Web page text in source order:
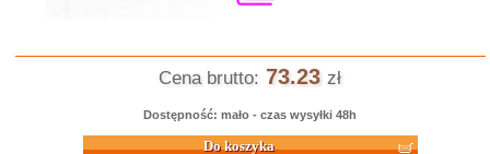
Cena brutto: 73.23 zł
Dostępność: mało - czas wysyłki 48h
Do koszyka